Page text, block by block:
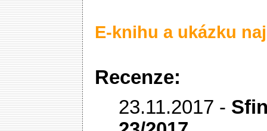
E-knihu a ukázku
Recenze:
23.11.2017 -